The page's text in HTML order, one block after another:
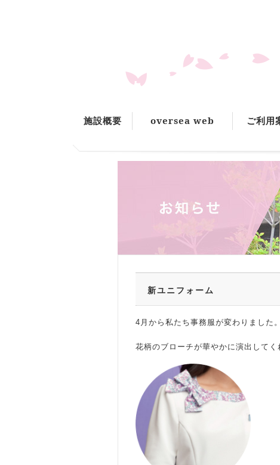
施設概要 oversea web ご利用
新ユニフォーム
4月から私たち事務服が変わりました
花柄のブローチが華やかに演出してく